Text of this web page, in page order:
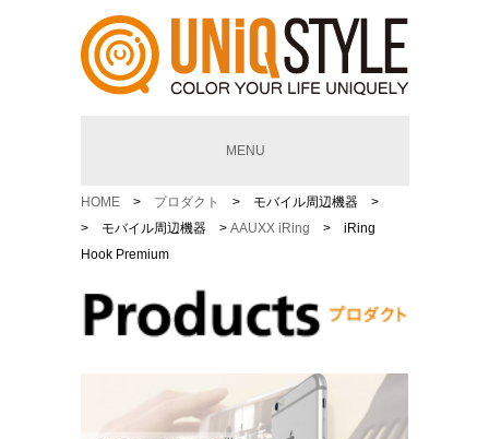
MENU
HOME > プロダクト
> モバイル周辺機器 >
> モバイル周辺機器 > AAUXX iRing > iRing
Hook Premium